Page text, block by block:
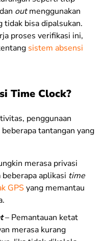
outmenggunakan
tidak bisa dipalsukan.
proses verifikasi ini,
sistem absensi
Time Clock?
penggunaan
tantangan yang
merasa privasi
aplikasi time
GPSyang memantau
– Pemantauan ketat
merasa kurang